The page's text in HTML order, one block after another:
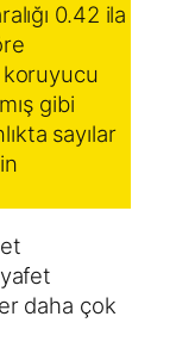
0.42 ila
koruyucu
gibi
sayılar
daha çok